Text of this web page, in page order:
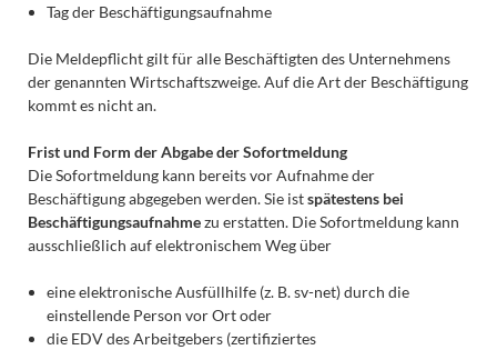
Tag der Beschäftigungsaufnahme
Die Meldepflicht gilt für alle Beschäftigten des Unternehmens
der genannten Wirtschaftszweige. Auf die Art der Beschäftigung
kommt es nicht an.
Frist und Form der Abgabe der Sofortmeldung
Die Sofortmeldung kann bereits vor Aufnahme der
Beschäftigung abgegeben werden. Sie istspätestens bei
Beschäftigungsaufnahmezu erstatten. Die Sofortmeldung kann
ausschließlich auf elektronischem Weg über
eine elektronische Ausfüllhilfe (z. B. sv-net) durch die
einstellende Person vor Ort oder
die EDV des Arbeitgebers (zertifiziertes